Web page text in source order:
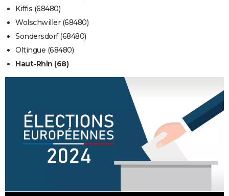
Kiffis (68480)
Wolschwiller (68480)
Sondersdorf (68480)
Oltingue (68480)
Haut-Rhin (68)